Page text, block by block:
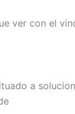
ver con el
a